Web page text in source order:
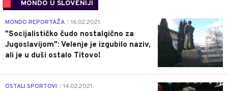
MONDO U SLOVENIJI
4
MONDO REPORTAŽA 16.02.2021.
"Socijalističko čudo nostalgično za
Jugoslavijom": Velenje je izgubilo naziv,
ali je u duši ostalo Titovo!
1
OSTALI SPORTOVI 14.02.2021.